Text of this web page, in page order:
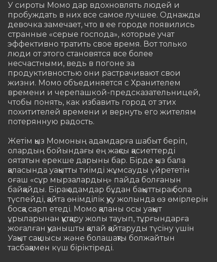
У сироты Момо дар вдохновлять людей и
пробуждать в них все самое лучшее. Однажды
девочка замечает, что в ее городе появились
странные «серые господа», которые учат
эффективно тратить свое время. Вот только
люди от этого становятся все более
несчастными, ведь в погоне за
продуктивностью они растрачивают свои
жизни. Момо объединяется с Хранителем
времени и черепашкой-предсказательницей,
чтобы понять, как избавить город от этих
похитителей времени и вернуть его жителям
потерянную радость.
Жетім қыз Момоның адамдарға шабыт беріп,
олардың бойындағы ең жақсы қасиеттерді
оятатын ерекше дарыны бар. Бірде қыз бала
қаласында уақытты тиімді жұмсауды үйрететін
оғаш «сұр мырзалардың» пайда болғанын
байқайды. Бірақ адамдар бұдан бақыттырақ бола
түспейді, қайта өнімділік қуу жолында өз өмірлерін
босқа сарп етеді. Момо қаланы осы уақыт
ұрыларынан құтқару жолы тауып, тұрғындарға
жоғалған қуанышты қалай қайтаруды түсіну үшін
Уақыт сақшысы және болашақты болжайтын
тасбақамен күш біріктіреді.